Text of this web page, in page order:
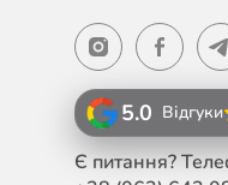
5.0 Відгуки
Є питання?